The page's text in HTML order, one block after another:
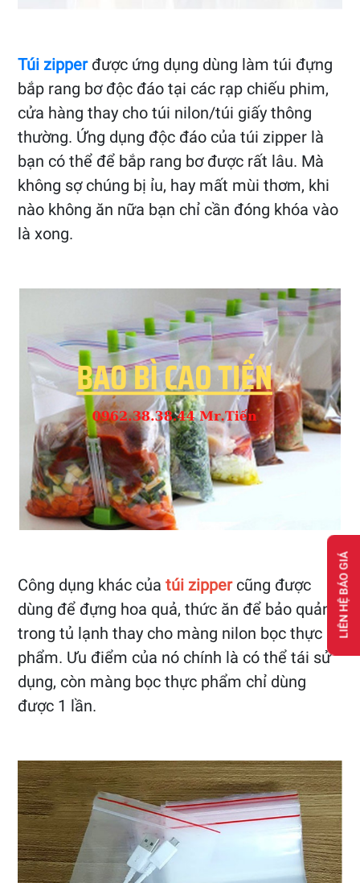
Túi zipper được ứng dụng dùng làm túi đựng
bắp rang bơ độc đáo tại các rạp chiếu phim,
cửa hàng thay cho túi nilon/túi giấy thông
thường. Ứng dụng độc đáo của túi zipper là
bạn có thể để bắp rang bơ được rất lâu. Mà
không sợ chúng bị ỉu, hay mất mùi thơm, khi
nào không ăn nữa bạn chỉ cần đóng khóa vào
là xong.
Công dụng khác củatúi zippercũng được
dùng để đựng hoa quả, thức ăn để bảo quản
trong tủ lạnh thay cho màng nilon bọc thực
phẩm. Ưu điểm của nó chính là có thể tái sử
dụng, còn màng bọc thực phẩm chỉ dùng
được 1 lần.
LIÊN HỆ BÁO GIÁ